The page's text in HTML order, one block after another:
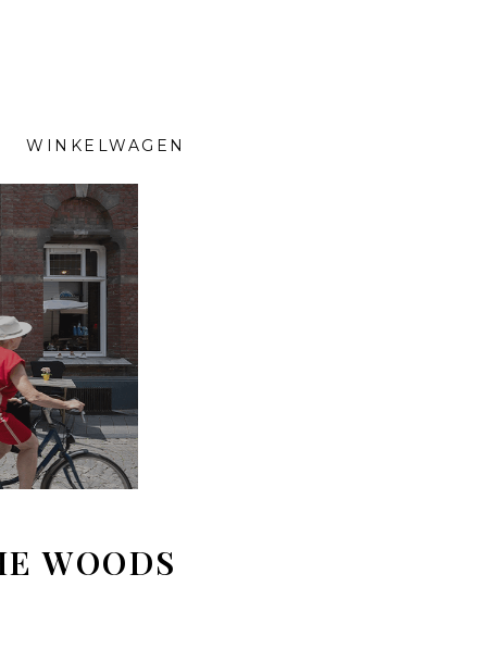
WINKELWAGEN
WOODS